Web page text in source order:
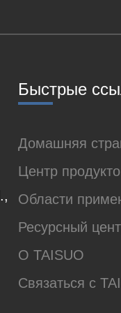
Быстрые
Домашняя
Центр
Области
Ресурсный
О TAISUO
Связаться с